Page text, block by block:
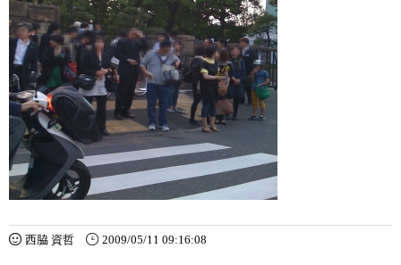
西脇 資哲 2009/05/11 09:16:08